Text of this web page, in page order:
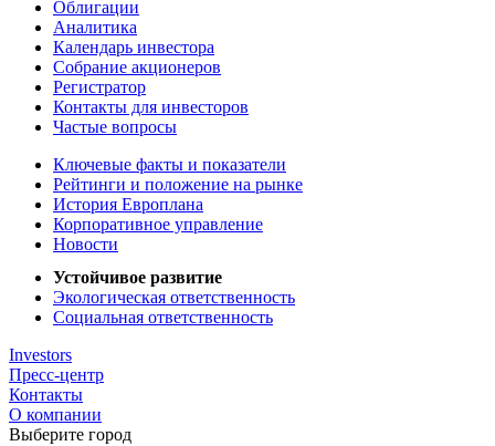
Облигации
Аналитика
Календарь инвестора
Собрание акционеров
Регистратор
Контакты для инвесторов
Частые вопросы
Ключевые факты и показатели
Рейтинги и положение на рынке
История Европлана
Корпоративное управление
Новости
Устойчивое развитие
Экологическая ответственность
Социальная ответственность
Investors
Пресс-центр
Контакты
О компании
Выберите город